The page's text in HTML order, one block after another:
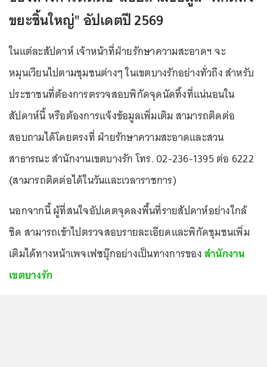
ขยะชิ้นใหญ่" อัปเดตปี 2569
ในแต่ละสัปดาห์ เจ้าหน้าที่ฝ่ายรักษาความสะอาดฯ จะ
หมุนเวียนไปตามชุมชนต่างๆ ในเขตบางรักอย่างทั่วถึง สำหรับ
ประชาชนที่ต้องการตรวจสอบพิกัดจุดนัดทิ้งที่แน่นอนใน
สัปดาห์นี้ หรือต้องการแจ้งข้อมูลเพิ่มเติม สามารถติดต่อ
สอบถามได้โดยตรงที่ ฝ่ายรักษาความสะอาดและสวน
สาธารณะ สำนักงานเขตบางรัก โทร. 02-236-1395 ต่อ 6222
(สามารถติดต่อได้ในวันและเวลาราชการ)
นอกจากนี้ ผู้ที่สนใจอัปเดตจุดลงพื้นที่รายสัปดาห์อย่างใกล้
ชิด สามารถเข้าไปตรวจสอบรายละเอียดและพิกัดชุมชนเพิ่ม
เติมได้ทางหน้าเพจเฟซบุ๊กอย่างเป็นทางการของสำนักงาน
เขตบางรัก